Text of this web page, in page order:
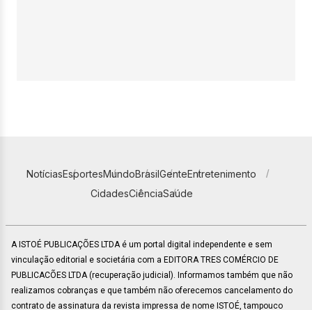
NotíciasEsportesMundoBrasilGenteEntretenimento
CidadesCiênciaSaúde
A ISTOÉ PUBLICAÇÕES LTDA é um portal digital independente e sem
vinculação editorial e societária com a EDITORA TRES COMÉRCIO DE
PUBLICACÕES LTDA (recuperação judicial). Informamos também que não
realizamos cobranças e que também não oferecemos cancelamento do
contrato de assinatura da revista impressa de nome ISTOÉ, tampouco